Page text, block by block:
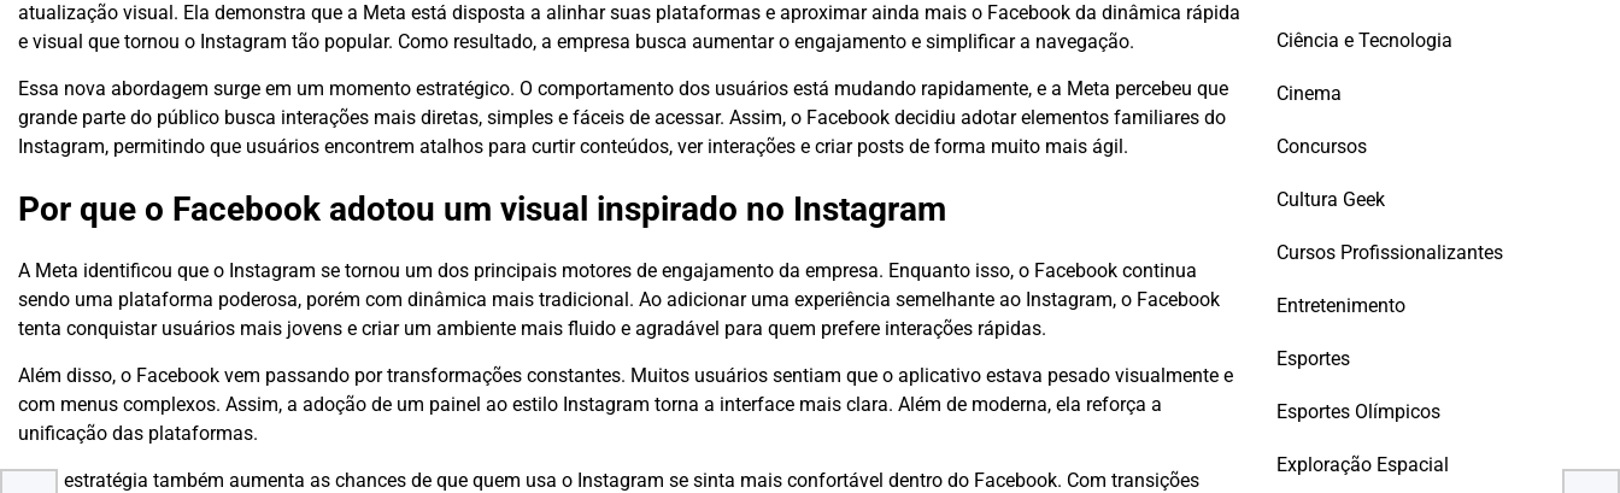
atualização visual. Ela demonstra que a Meta está disposta a alinhar suas plataformas e aproximar ainda mais o Facebook da dinâmica rápida
e visual que tornou o Instagram tão popular. Como resultado, a empresa busca aumentar o engajamento e simplificar a navegação.
Essa nova abordagem surge em um momento estratégico. O comportamento dos usuários está mudando rapidamente, e a Meta percebeu que
grande parte do público busca interações mais diretas, simples e fáceis de acessar. Assim, o Facebook decidiu adotar elementos familiares do
Instagram, permitindo que usuários encontrem atalhos para curtir conteúdos, ver interações e criar posts de forma muito mais ágil.
Por que o Facebook adotou um visual inspirado no Instagram
A Meta identificou que o Instagram se tornou um dos principais motores de engajamento da empresa. Enquanto isso, o Facebook continua
sendo uma plataforma poderosa, porém com dinâmica mais tradicional. Ao adicionar uma experiência semelhante ao Instagram, o Facebook
tenta conquistar usuários mais jovens e criar um ambiente mais fluido e agradável para quem prefere interações rápidas.
Além disso, o Facebook vem passando por transformações constantes. Muitos usuários sentiam que o aplicativo estava pesado visualmente e
com menus complexos. Assim, a adoção de um painel ao estilo Instagram torna a interface mais clara. Além de moderna, ela reforça a
unificação das plataformas.
Essa estratégia também aumenta as chances de que quem usa o Instagram se sinta mais confortável dentro do Facebook. Com transições
Ciência e Tecnologia
Cinema
Concursos
Cultura Geek
Cursos Profissionalizantes
Entretenimento
Esportes
Esportes Olímpicos
Exploração Espacial